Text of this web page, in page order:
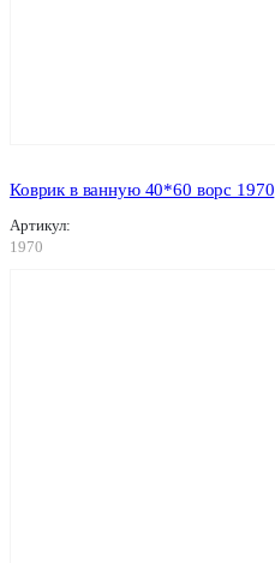
Коврик в ванную 40*60 ворс 1970
Артикул:
1970